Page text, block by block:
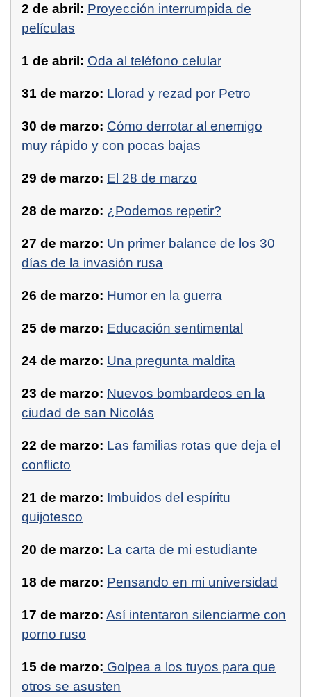
2 de abril: Proyección interrumpida de
películas
1 de abril: Oda al teléfono celular
31 de marzo: Llorad y rezad por Petro
30 de marzo: Cómo derrotar al enemigo
muy rápido y con pocas bajas
29 de marzo: El 28 de marzo
28 de marzo: ¿Podemos repetir?
27 de marzo: Un primer balance de los 30
días de la invasión rusa
26 de marzo: Humor en la guerra
25 de marzo: Educación sentimental
24 de marzo: Una pregunta maldita
23 de marzo: Nuevos bombardeos en la
ciudad de san Nicolás
22 de marzo: Las familias rotas que deja el
conflicto
21 de marzo: Imbuidos del espíritu
quijotesco
20 de marzo: La carta de mi estudiante
18 de marzo: Pensando en mi universidad
17 de marzo: Así intentaron silenciarme con
porno ruso
15 de marzo: Golpea a los tuyos para que
otros se asusten